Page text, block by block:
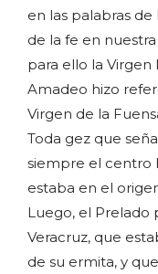
en las palabras
de la fe en
para ello la Virgen
Amadeo hizo
Virgen de la
Toda gez que
siempre el centro
estaba en el
Luego, el Prelado
Veracruz, que
de su ermita, y